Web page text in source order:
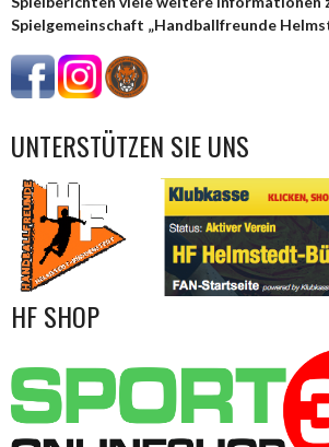
Spielgemeinschaft „Handballfreunde
UNTERSTÜTZEN SIE UNS
HF SHOP